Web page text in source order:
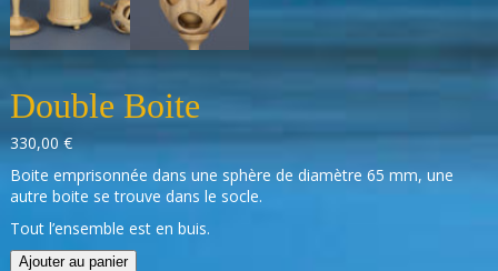
Double Boite
330,00€
Boite emprisonnée dans une sphère de diamètre 65 mm, une
autre boite se trouve dans le socle.
Tout l’ensemble est en buis.
Ajouter au panier